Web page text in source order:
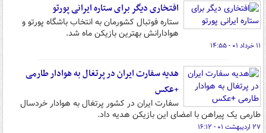
افتخاری دیگر برای ستاره ایرانی پورتو
ستاره فوتبال کشورمان به انتخاب باشگاه پورتو و
هوادارانش بهترین بازیکن ماه شد.
۱۱ خرداد ۰۱ - ۱۴:۵۵
هدیه سفارت ایران در پرتغال به هوادار طارمی
+عکس
سفارت ایران در کشور پرتغال به هوادار خردسال
طارمی یک پیراهن با امضای این بازیکن هدیه داد.
۲۷ اردیبهشت ۰۱ - ۱۶:۱۲